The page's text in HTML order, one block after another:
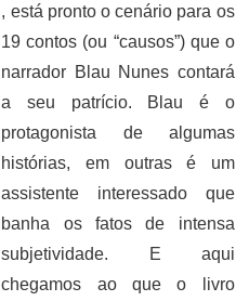
, está pronto o cenário para os
19 contos (ou “causos”) que o
narrador Blau Nunes contará
a seu patrício. Blau é o
protagonista de algumas
histórias, em outras é um
assistente interessado que
banha os fatos de intensa
subjetividade. E aqui
chegamos ao que o livro